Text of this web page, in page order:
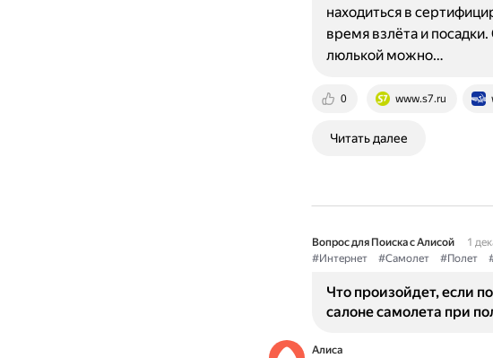
0 www.s7.ru
находиться в
время взлёта и
люлькой можно…
Читать далее
Вопрос для Поиска с Алисой
1
#Интернет
#Самолет #Полет
Что произойдет, если
салоне самолета при
Алиса